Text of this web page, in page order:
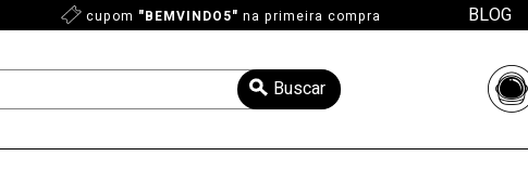
cupom "BEMVINDO5" na primeira compra BLOG